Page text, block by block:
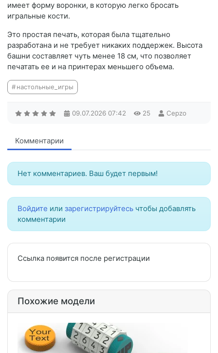
имеет форму воронки, в которую легко бросать
игральные кости.
Это простая печать, которая была тщательно
разработана и не требует никаких поддержек. Высота
башни составляет чуть менее 18 см, что позволяет
печатать ее и на принтерах меньшего объема.
настольные_игры
09.07.2026 07:42 25 Cepzo
Комментарии
Нет комментариев. Ваш будет первым!
Войдите или зарегистрируйтесь чтобы добавлять
комментарии
Ссылка появится после регистрации
Похожие модели